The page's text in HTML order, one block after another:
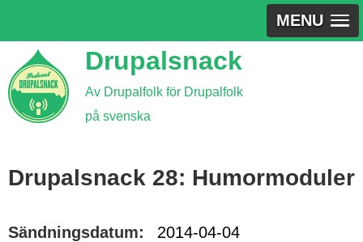
MENU
Jump
to
navigation
Drupalsnack
Av Drupalfolk för Drupalfolk
på svenska
to
Drupalsnack 28: Humormoduler
Sändningsdatum:
2014-04-04